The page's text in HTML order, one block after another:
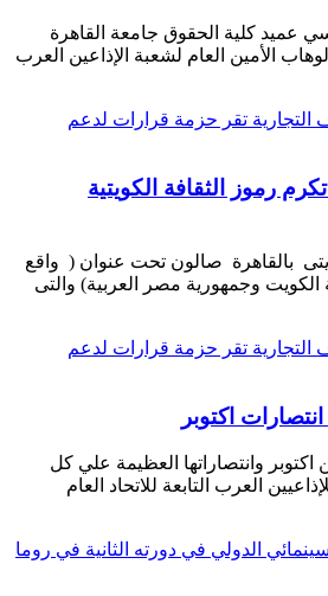
عميد كلية الحقوق جامعة القاهرة
الأمين العام لشعبة الإذاعين العرب
رموز الثقافة الكويتية
بالقاهرة صالون تحت عنوان ( واقع
الكويت وجمهورية مصر العربية) والتى
اكتوبر
وانتصاراتها العظيمة علي كل
العرب التابعة للاتحاد العام